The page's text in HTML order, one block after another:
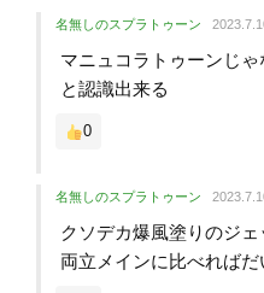
名無しのスプラトゥーン
マニュコラトゥーンじ
と認識出来る
0
名無しのスプラトゥーン
クソデカ爆風塗りのジ
両立メインに比べればだ